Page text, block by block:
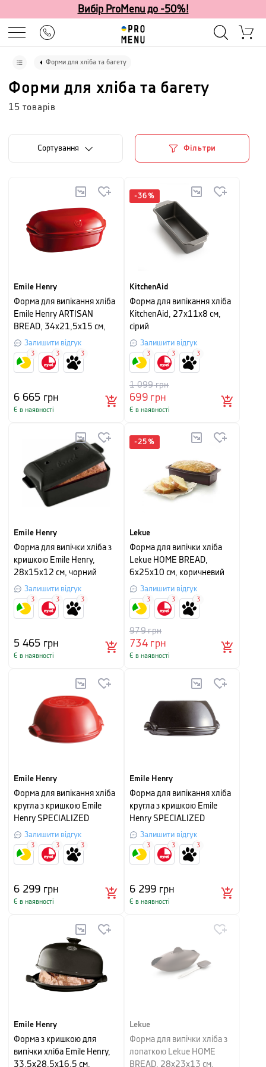
Вибір ProMenu до -50%!
Форми для хліба та багету
Форми для хліба та багету
15 товарів
Сортування Фільтри
Emile Henry
Форма для випікання хліба
Emile Henry ARTISAN
BREAD, 34x21,5x15 см,
червоний
Залишити відгук
6 665 грн
Є в наявності
3 3 3
-36 %
KitchenAid
Форма для випікання хліба
KitchenAid, 27х11х8 см,
сірий
Залишити відгук
699грн
1 099грн
Є в наявності
3 3 3
Emile Henry
Форма для випічки хліба з
кришкою Emile Henry,
28x15x12 см, чорний
Залишити відгук
5 465 грн
Є в наявності
3 3 3
-25 %
Lekue
Форма для випічки хліба
Lekue HOME BREAD,
6х25х10 см, коричневий
Залишити відгук
734грн
979грн
Є в наявності
3 3 3
Emile Henry
Форма для випікання хліба
кругла з кришкою Emile
Henry SPECIALIZED
COOKING, кераміка,
32,5x29,5x14 см,
червоний
Залишити відгук
6 299 грн
Є в наявності
3 3 3
Emile Henry
Форма для випікання хліба
кругла з кришкою Emile
Henry SPECIALIZED
COOKING, кераміка,
32,5x29,5x14 см, чорний
Залишити відгук
6 299 грн
Є в наявності
3 3 3
Emile Henry
Форма з кришкою для
випічки хліба Emile Henry,
33,5x28,5x16,5 см,
Lekue
Форма для випічки хліба з
лопаткою Lekue HOME
BREAD, 28х23х13 см,